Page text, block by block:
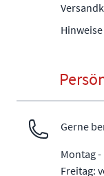
Gerne
Montag -
Freitag: